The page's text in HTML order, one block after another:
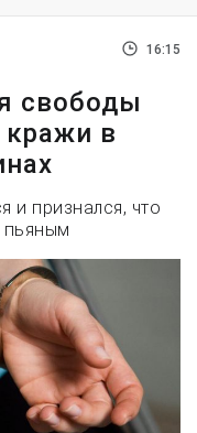
16:15
свободы
кражи в
и признался, что
пьяным